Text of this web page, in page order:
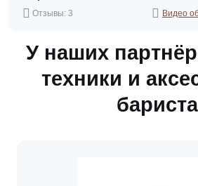
Отзывы: 3 Видео
У наших
техники и
бариста